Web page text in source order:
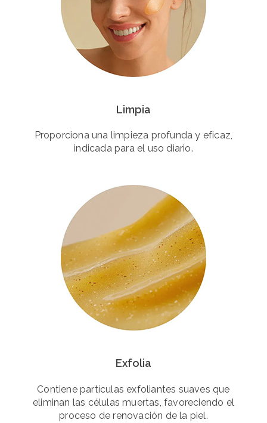
Limpia
Proporciona una limpieza profunda y eficaz,
indicada para el uso diario.
Exfolia
Contiene partículas exfoliantes suaves que
eliminan las células muertas, favoreciendo el
proceso de renovación de la piel.